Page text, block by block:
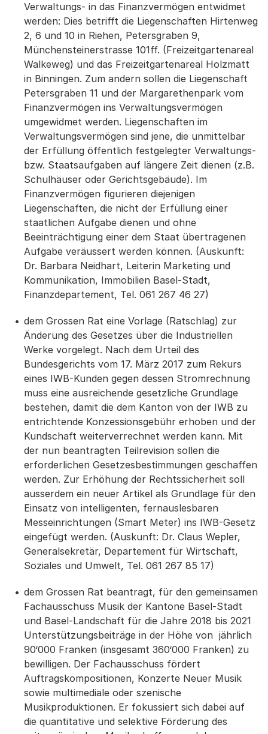
Verwaltungs- in das Finanzvermögen entwidmet
werden: Dies betrifft die Liegenschaften Hirtenweg
2, 6 und 10 in Riehen, Petersgraben 9,
Münchensteinerstrasse 101ff. (Freizeitgartenareal
Walkeweg) und das Freizeitgartenareal Holzmatt
in Binningen. Zum andern sollen die Liegenschaft
Petersgraben 11 und der Margarethenpark vom
Finanzvermögen ins Verwaltungsvermögen
umgewidmet werden. Liegenschaften im
Verwaltungsvermögen sind jene, die unmittelbar
der Erfüllung öffentlich festgelegter Verwaltungs-
bzw. Staatsaufgaben auf längere Zeit dienen (z.B.
Schulhäuser oder Gerichtsgebäude). Im
Finanzvermögen figurieren diejenigen
Liegenschaften, die nicht der Erfüllung einer
staatlichen Aufgabe dienen und ohne
Beeinträchtigung einer dem Staat übertragenen
Aufgabe veräussert werden können. (Auskunft:
Dr. Barbara Neidhart, Leiterin Marketing und
Kommunikation, Immobilien Basel-Stadt,
Finanzdepartement, Tel. 061 267 46 27)
dem Grossen Rat eine Vorlage (Ratschlag) zur
Änderung des Gesetzes über die Industriellen
Werke vorgelegt. Nach dem Urteil des
Bundesgerichts vom 17. März 2017 zum Rekurs
eines IWB-Kunden gegen dessen Stromrechnung
muss eine ausreichende gesetzliche Grundlage
bestehen, damit die dem Kanton von der IWB zu
entrichtende Konzessionsgebühr erhoben und der
Kundschaft weiterverrechnet werden kann. Mit
der nun beantragten Teilrevision sollen die
erforderlichen Gesetzesbestimmungen geschaffen
werden. Zur Erhöhung der Rechtssicherheit soll
ausserdem ein neuer Artikel als Grundlage für den
Einsatz von intelligenten, fernauslesbaren
Messeinrichtungen (Smart Meter) ins IWB-Gesetz
eingefügt werden. (Auskunft: Dr. Claus Wepler,
Generalsekretär, Departement für Wirtschaft,
Soziales und Umwelt, Tel. 061 267 85 17)
dem Grossen Rat beantragt, für den gemeinsamen
Fachausschuss Musik der Kantone Basel-Stadt
und Basel-Landschaft für die Jahre 2018 bis 2021
Unterstützungsbeiträge in der Höhe von jährlich
90‘000 Franken (insgesamt 360‘000 Franken) zu
bewilligen. Der Fachausschuss fördert
Auftragskompositionen, Konzerte Neuer Musik
sowie multimediale oder szenische
Musikproduktionen. Er fokussiert sich dabei auf
die quantitative und selektive Förderung des